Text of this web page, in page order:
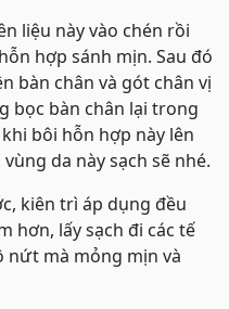
liệu này vào chén rồi
hợp sánh mịn. Sau đó
bàn chân và gót chân vị
bọc bàn chân lại trong
bôi hỗn hợp này lên
da này sạch sẽ nhé.
kiên trì áp dụng đều
hơn, lấy sạch đi các tế
nứt mà mỏng mịn và